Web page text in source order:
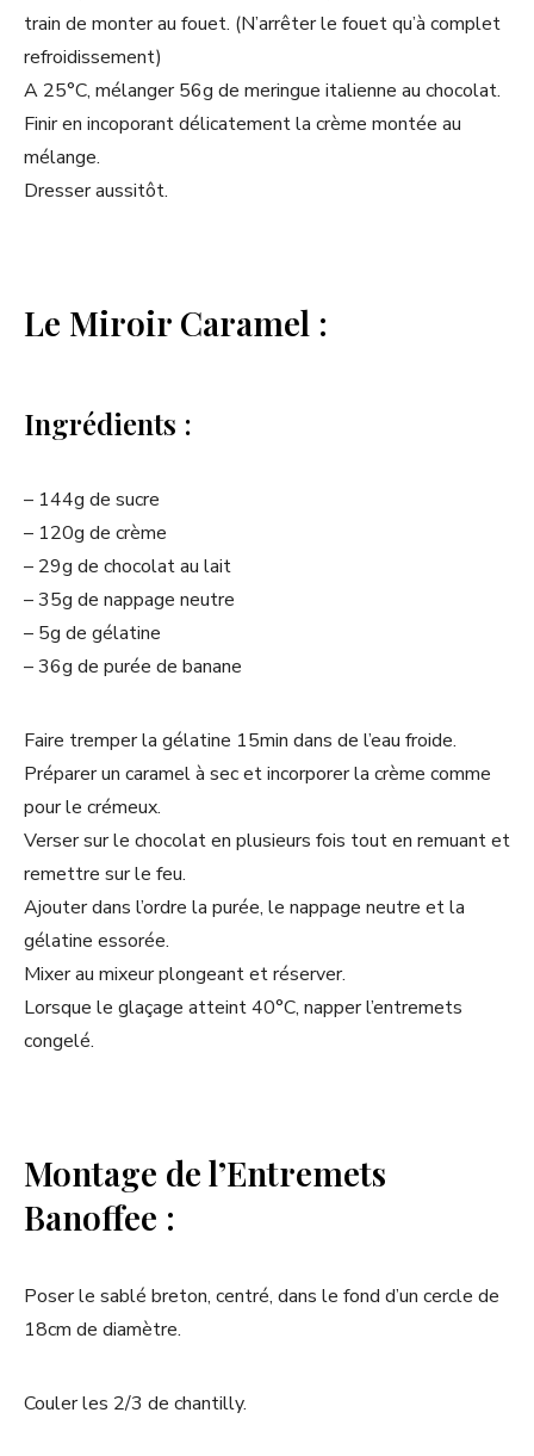
train de monter au fouet. (N’arrêter le fouet qu’à complet
refroidissement)
A 25°C, mélanger 56g de meringue italienne au chocolat.
Finir en incoporant délicatement la crème montée au
mélange.
Dresser aussitôt.
Le Miroir Caramel :
Ingrédients :
– 144g de sucre
– 120g de crème
– 29g de chocolat au lait
– 35g de nappage neutre
– 5g de gélatine
– 36g de purée de banane
Faire tremper la gélatine 15min dans de l’eau froide.
Préparer un caramel à sec et incorporer la crème comme
pour le crémeux.
Verser sur le chocolat en plusieurs fois tout en remuant et
remettre sur le feu.
Ajouter dans l’ordre la purée, le nappage neutre et la
gélatine essorée.
Mixer au mixeur plongeant et réserver.
Lorsque le glaçage atteint 40°C, napper l’entremets
congelé.
Montage de l’Entremets
Banoffee :
Poser le sablé breton, centré, dans le fond d’un cercle de
18cm de diamètre.
Couler les 2/3 de chantilly.